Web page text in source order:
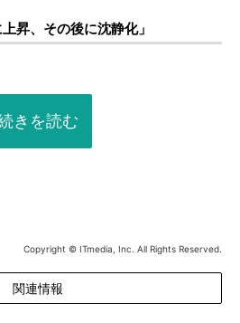
昇、その後に沈静化」
きを読む
Copyright © ITmedia, Inc. All Rights Reserved.
関連情報